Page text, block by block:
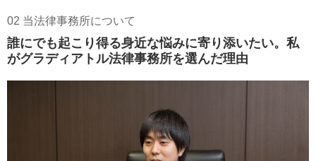
02 当法律事務所について
誰にでも起こり得る身近な悩みに寄り添いたい。私
がグラディアトル法律事務所を選んだ理由